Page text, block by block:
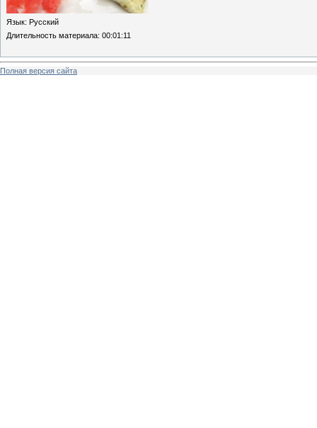
Язык: Русский
Длительность материала: 00:01:11
Полная версия сайта